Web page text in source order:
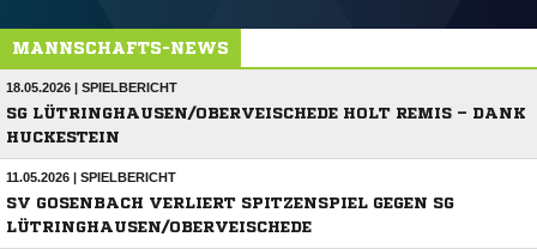
MANNSCHAFTS-NEWS
18.05.2026 | SPIELBERICHT
SG LÜTRINGHAUSEN/OBERVEISCHEDE HOLT REMIS – DANK
HUCKESTEIN
11.05.2026 | SPIELBERICHT
SV GOSENBACH VERLIERT SPITZENSPIEL GEGEN SG
LÜTRINGHAUSEN/OBERVEISCHEDE